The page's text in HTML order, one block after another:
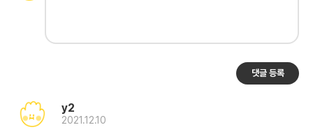
댓글 등록
y2
2021.12.10